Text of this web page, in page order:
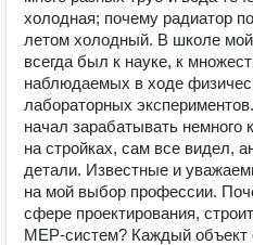
холодная; почему радиатор
летом холодный. В школе
всегда был к науке, к
наблюдаемых в ходе
лабораторных
начал зарабатывать немного
на стройках, сам все видел,
детали. Известные и
на мой выбор профессии.
сфере проектирования,
MEP-систем? Каждый объект